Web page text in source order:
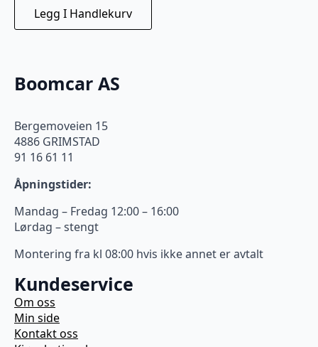
Legg I Handlekurv
Boomcar AS
Bergemoveien 15
4886 GRIMSTAD
91 16 61 11
Åpningstider:
Mandag – Fredag 12:00 – 16:00
Lørdag – stengt
Montering fra kl 08:00 hvis ikke annet er avtalt
Kundeservice
Om oss
Min side
Kontakt oss